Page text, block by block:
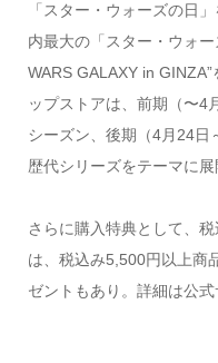
「スター・ウォーズの日
内最大の「スター・ウォ
WARS GALAXY in
ップストアは、前期（〜4
シーズン、後期（4月24日
歴代シリーズをテーマに展
さらに購入特典として、
は、税込み5,500円以上商
ゼントもあり。詳細は公式